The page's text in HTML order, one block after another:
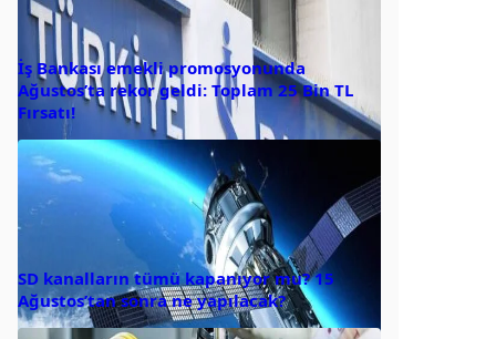
İş Bankası emekli promosyonunda
Ağustos’ta rekor geldi: Toplam 25 Bin TL
Fırsatı!
SD kanalların tümü kapanıyor mu? 15
Ağustos’tan sonra ne yapılacak?